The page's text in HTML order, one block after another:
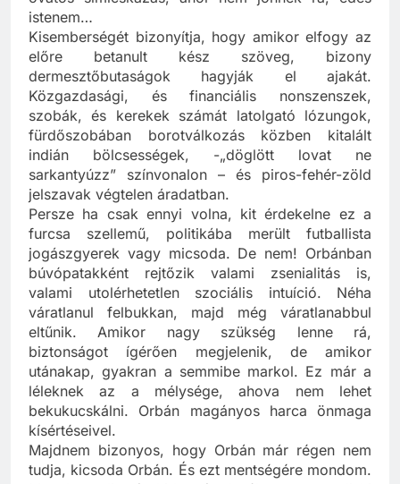
óvatos simicskázás, ahol nem jönnek rá, édes
istenem…
Kisemberségét bizonyítja, hogy amikor elfogy az
előre betanult kész szöveg, bizony
dermesztőbutaságok hagyják el ajakát.
Közgazdasági, és financiális nonszenszek,
szobák, és kerekek számát latolgató lózungok,
fürdőszobában borotválkozás közben kitalált
indián bölcsességek, -„döglött lovat ne
sarkantyúzz” színvonalon – és piros-fehér-zöld
jelszavak végtelen áradatban.
Persze ha csak ennyi volna, kit érdekelne ez a
furcsa szellemű, politikába merült futballista
jogászgyerek vagy micsoda. De nem! Orbánban
búvópatakként rejtőzik valami zsenialitás is,
valami utolérhetetlen szociális intuíció. Néha
váratlanul felbukkan, majd még váratlanabbul
eltűnik. Amikor nagy szükség lenne rá,
biztonságot ígérően megjelenik, de amikor
utánakap, gyakran a semmibe markol. Ez már a
léleknek az a mélysége, ahova nem lehet
bekukucskálni. Orbán magányos harca önmaga
kísértéseivel.
Majdnem bizonyos, hogy Orbán már régen nem